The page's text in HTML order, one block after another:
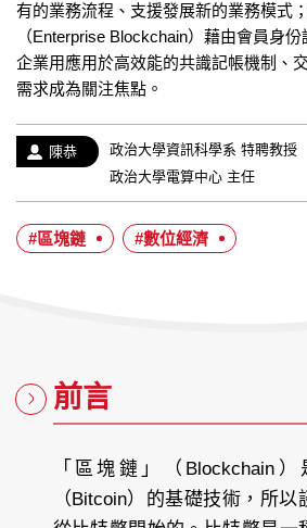
有的業務流程、支援發展新的業務模式
（Enterprise Blockchain）藉由會員身
企業用應用於高效能的共識記帳機制、
需求成為關注焦點。
作
陳恭
經
歷：
政治大學資訊科學系 特聘教授
政治大學電算中心 主任
#區塊鏈 #數位經濟
前言
「區塊鏈」（Blockchain
（Bitcoin）的基礎技術，所以